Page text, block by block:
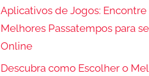
Aplicativos de Jogos: Encontre
Melhores Passatempos para
Online
Descubra como Escolher o